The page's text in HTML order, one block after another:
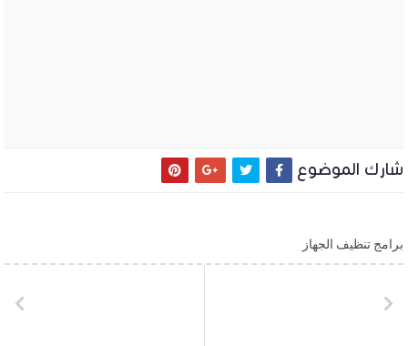
شارك الموضوع
برامج تنظيف الجهاز